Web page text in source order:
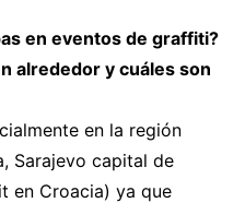
en eventos de graffiti?
alrededor y cuáles son
en la región
Sarajevo capital de
en Croacia) ya que